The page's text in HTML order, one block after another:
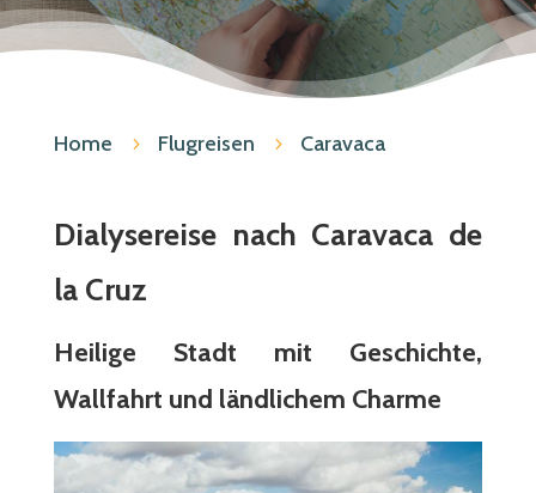
Home 5 Flugreisen 5 Caravaca
Dialysereise nach Caravaca de
la Cruz
Heilige Stadt mit Geschichte,
Wallfahrt und ländlichem Charme